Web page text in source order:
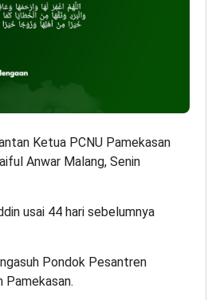
Ketua PCNU Pamekasan
Anwar Malang, Senin
usai 44 hari sebelumnya
Pondok Pesantren
Pamekasan.